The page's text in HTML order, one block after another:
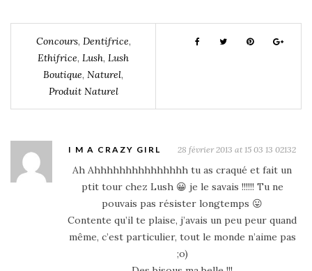
Concours, Dentifrice,
Ethifrice, Lush, Lush
Boutique, Naturel,
Produit Naturel
I M A CRAZY GIRL 28 février 2013 at 15 03 13 02132
Ah Ahhhhhhhhhhhhhhh tu as craqué et fait un
ptit tour chez Lush 😀 je le savais !!!!!! Tu ne
pouvais pas résister longtemps 😛
Contente qu’il te plaise, j’avais un peu peur quand
même, c’est particulier, tout le monde n’aime pas
;o)